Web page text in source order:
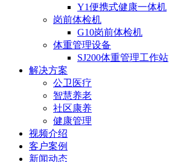
Y1便携式健康一体机
岗前体检机
G10岗前体检机
体重管理设备
SJ200体重管理工作站
解决方案
公卫医疗
智慧养老
社区康养
健康管理
视频介绍
客户案例
新闻动态